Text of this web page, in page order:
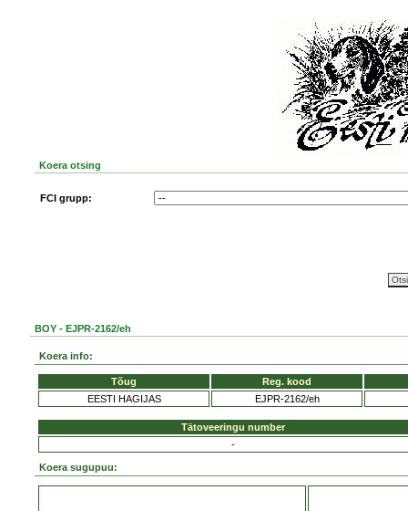
Koera otsing
FCI grupp:
BOY - EJPR-2162/eh
Koera info:
Tõug
Reg. kood
EESTI HAGIJAS
EJPR-2162/eh
Tätoveeringu number
-
Koera sugupuu: